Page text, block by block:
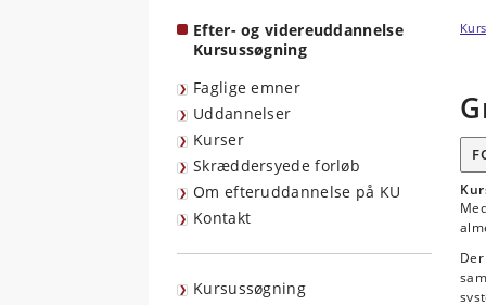
Efter- og videreuddannelse
Kursussøgning
Faglige emner
Uddannelser
Kurser
Skræddersyede forløb
Om efteruddannelse på KU
Kontakt
Kursussøgning